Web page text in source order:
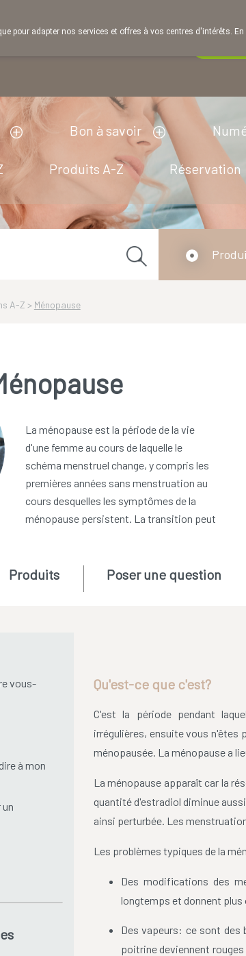
Bon à savoir
Produits A-Z Réservation
A-Z > Ménopause
La ménopause est la période de la vie
d'une femme au cours de laquelle le
schéma menstruel change, y compris les
premières années sans menstruation au
cours desquelles les symptômes de la
ménopause persistent. La transition peut
vous-
à mon
Produits Poser une question
Qu'est-ce que c'est?
C'est la période pendant
irrégulières, ensuite vous n'êtes
ménopausée. La ménopause a
La ménopause apparaît car la
quantité d'estradiol diminue
ainsi perturbée. Les
Les problèmes typiques de la
Des modifications des
longtemps et donnent plus
Des vapeurs: ce sont des
poitrine deviennent
pour adapter nos services et offres à vos centres d'intérêts.